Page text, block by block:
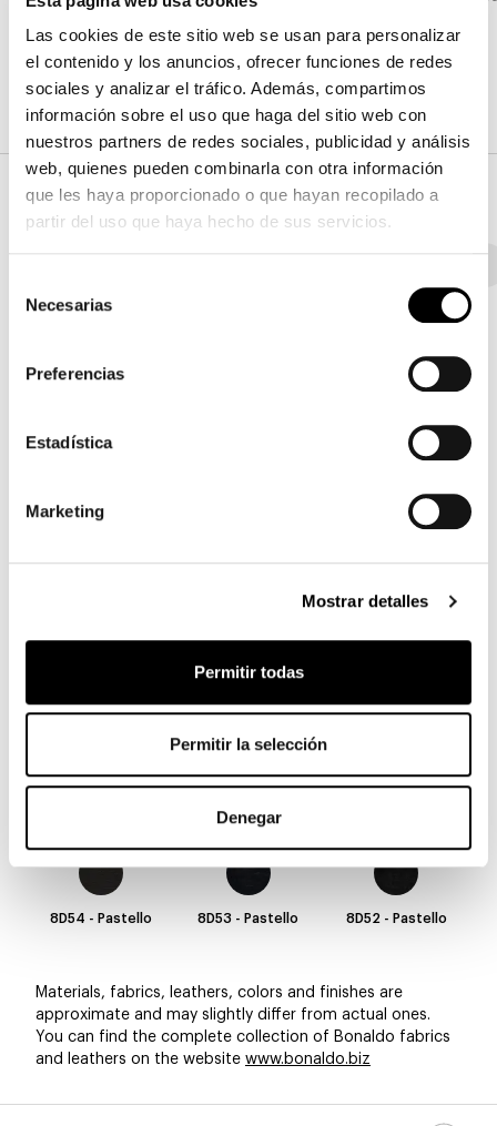
Las cookies de este sitio web se usan para personalizar
el contenido y los anuncios, ofrecer funciones de redes
sociales y analizar el tráfico. Además, compartimos
información sobre el uso que haga del sitio web con
nuestros partners de redes sociales, publicidad y análisis
web, quienes pueden combinarla con otra información
que les haya proporcionado o que hayan recopilado a
partir del uso que haya hecho de sus servicios.
Necesarias
Preferencias
Estadística
Marketing
Mostrar detalles
Permitir todas
Permitir la selección
Denegar
Acabados
Rivestimiento
8D69 - Pastello 8D67 - Pastello
8D64 - Pastello
8D61 - Pastello
8D60 - Pastello 8D59 - Pastello 8D58 - Pastello
8D56 - Pastello
8D54 - Pastello 8D53 - Pastello 8D52 - Pastello
Materials, fabrics, leathers, colors and finishes are
approximate and may slightly differ from actual ones.
You can find the complete collection of Bonaldo fabrics
and leathers on the website www.bonaldo.biz